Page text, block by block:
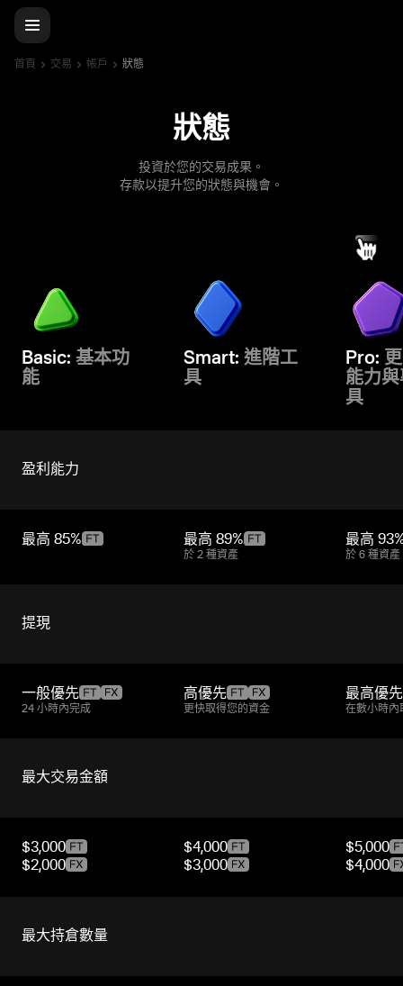
首頁 交易 帳戶 狀態
狀態
投資於您的交易成果。
存款以提升您的狀態與機會。
Basic: 基本功
能
Smart: 進階工
具
Pro:
能力
具
盈利能力
最高 85% 最高 89%
於 2 種資產
最高
於 6 種資產
提現
一般優先
24 小時內完成
高優先
更快取得您的資金
最高優先
在數小時內
最大交易金額
$3,000
$2,000
$4,000
$3,000
$5,000
$4,000
最大持倉數量